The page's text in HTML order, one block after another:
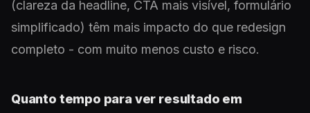
(clareza da headline, CTA mais visível, formulário
simplificado) têm mais impacto do que redesign
completo - com muito menos custo e risco.
Quanto tempo para ver resultado em